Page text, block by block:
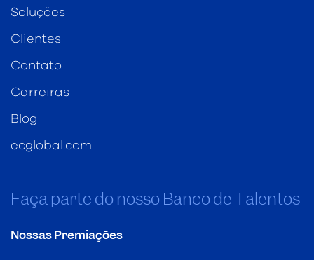
Soluções
Clientes
Contato
Carreiras
Blog
ecglobal.com
Faça parte do nosso Banco de Talentos
Nossas Premiações